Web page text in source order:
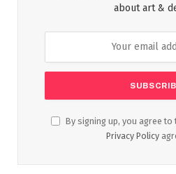
about art &
By signing up, you agree
Privacy Policy